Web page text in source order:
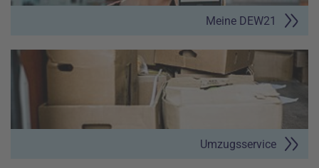
Meine DEW21
Umzugsservice